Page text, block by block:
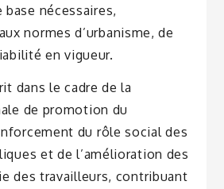
nécessaires,
normes d’urbanisme, de
en vigueur.
dans le cadre de la
de promotion du
du rôle social des
et de l’amélioration des
des travailleurs, contribuant